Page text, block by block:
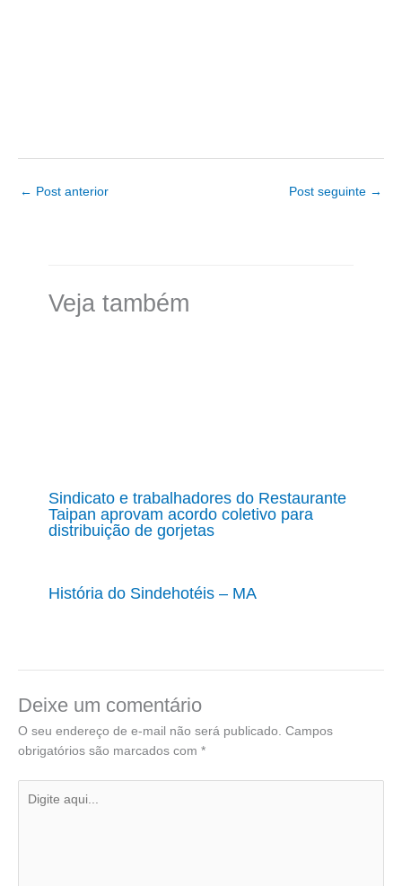
← Post anterior Post seguinte →
Veja também
Sindicato e trabalhadores do Restaurante
Taipan aprovam acordo coletivo para
distribuição de gorjetas
História do Sindehotéis – MA
Deixe um comentário
O seu endereço de e-mail não será publicado. Campos
obrigatórios são marcados com *
aqui...